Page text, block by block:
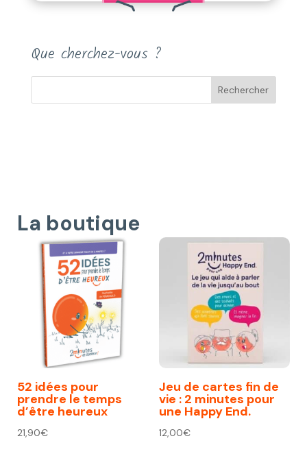
Que cherchez-vous ?
La boutique
52 idées pour
prendre le temps
d’être heureux
21,90€
Jeu de cartes fin de
vie : 2 minutes pour
une Happy End.
12,00€